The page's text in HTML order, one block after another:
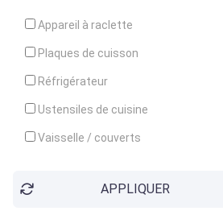
Appareil à raclette
Plaques de cuisson
Réfrigérateur
Ustensiles de cuisine
Vaisselle / couverts
APPLIQUER